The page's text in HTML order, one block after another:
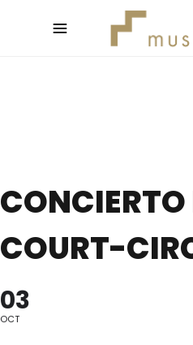
CONCIERTO
COURT-
03
OCT